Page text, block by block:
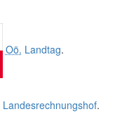
Oö. Landtag.
Landesrechnungshof.